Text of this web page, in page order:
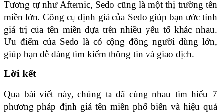
Tương tự như Afternic, Sedo cũng là một thị trường tên
miền lớn. Công cụ định giá của Sedo giúp bạn ước tính
giá trị của tên miền dựa trên nhiều yếu tố khác nhau.
Ưu điểm của Sedo là có cộng đồng người dùng lớn,
giúp bạn dễ dàng tìm kiếm thông tin và giao dịch.
Lời kết
Qua bài viết này, chúng ta đã cùng nhau tìm hiểu 7
phương pháp định giá tên miền phổ biến và hiệu quả